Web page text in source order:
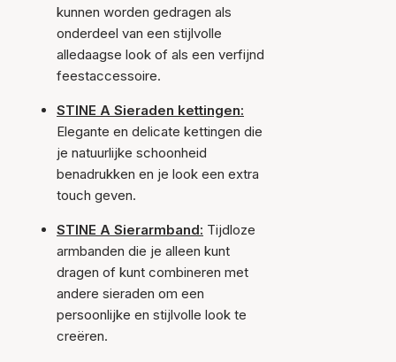
kunnen worden gedragen als
onderdeel van een stijlvolle
alledaagse look of als een verfijnd
feestaccessoire.
STINE A Sieraden kettingen:
Elegante en delicate kettingen die
je natuurlijke schoonheid
benadrukken en je look een extra
touch geven.
STINE A Sierarmband: Tijdloze
armbanden die je alleen kunt
dragen of kunt combineren met
andere sieraden om een
persoonlijke en stijlvolle look te
creëren.